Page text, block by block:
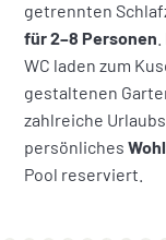
getrennten
für 2–8 Personen
WC laden zum
gestaltenen
zahlreiche
persönliches
Pool reserviert.